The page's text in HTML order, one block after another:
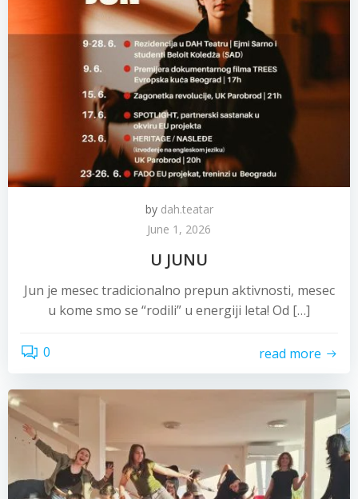
by dah.teatar
June 1, 2026
U JUNU
Jun je mesec tradicionalno prepun aktivnosti, mesec
u kome smo se “rodili” u energiji leta! Od […]
0 read more